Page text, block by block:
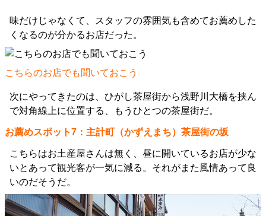
味だけじゃなくて、スタッフの雰囲気も含めてお薦めした
くなるのが分かるお店だった。
こちらのお店でも聞いておこう
次にやってきたのは、ひがし茶屋街から浅野川大橋を挟ん
で対角線上に位置する、もうひとつの茶屋街だ。
お薦めスポット7：主計町（かずえまち）茶屋街の坂
こちらはお土産屋さんは無く、昼に開いているお店が少な
いとあって観光客が一気に減る。それがまた風情あって良
いのだそうだ。